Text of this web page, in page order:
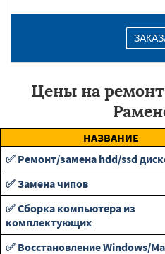
Цены на
НАЗВАНИЕ
✅ Ремонт/замена hdd/ssd
✅ Замена чипов
✅ Сборка компьютера из
комплектующих
✅ Восстановление Windows/